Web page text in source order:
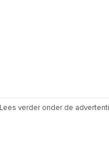
Lees verder onder de